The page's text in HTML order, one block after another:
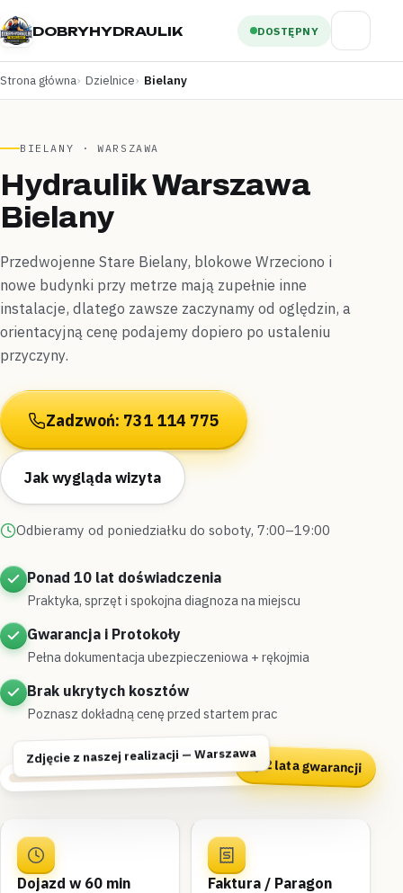
DOBRYHYDRAULIK DOSTĘPNY
Strona główna Dzielnice Bielany
BIELANY · WARSZAWA
Hydraulik Warszawa
Bielany
Przedwojenne Stare Bielany, blokowe Wrzeciono i
nowe budynki przy metrze mają zupełnie inne
instalacje, dlatego zawsze zaczynamy od oględzin, a
orientacyjną cenę podajemy dopiero po ustaleniu
przyczyny.
Zadzwoń: 731 114 775
Jak wygląda wizyta
Odbieramy od poniedziałku do soboty, 7:00–19:00
Ponad 10 lat doświadczenia
Praktyka, sprzęt i spokojna diagnoza na miejscu
Gwarancja i Protokoły
Pełna dokumentacja ubezpieczeniowa + rękojmia
Brak ukrytych kosztów
Poznasz dokładną cenę przed startem prac
2 lata gwarancji
Zdjęcie z naszej realizacji — Warszawa
Dojazd w 60 min Faktura / Paragon